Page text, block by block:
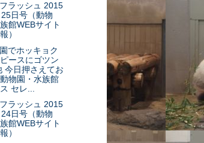
ラッシュ 2015
日号（動物
館WEBサイト
）
でホッキョク
ースにゴツン
今日押さえてお
物園・水族館
セレ...
ラッシュ 2015
日号（動物
館WEBサイト
）